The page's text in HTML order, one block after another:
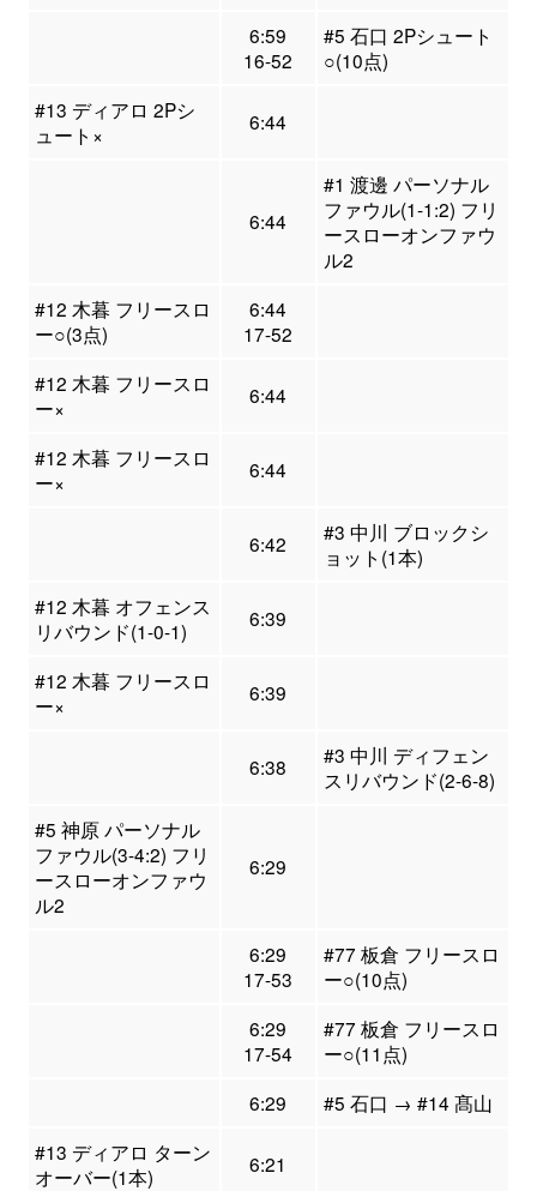
6:59
16-52
#5 石口 2Pシュート
○(10点)
#13 ディアロ 2Pシ
ュート×
6:44
6:44
#1 渡邊 パーソナル
ファウル(1-1:2) フリ
ースローオンファウ
ル2
#12 木暮 フリースロ
ー○(3点)
6:44
17-52
#12 木暮 フリースロ
ー×
6:44
#12 木暮 フリースロ
ー×
6:44
6:42
#3 中川 ブロックシ
ョット(1本)
#12 木暮 オフェンス
リバウンド(1-0-1)
6:39
#12 木暮 フリースロ
ー×
6:39
6:38
#3 中川 ディフェン
スリバウンド(2-6-8)
#5 神原 パーソナル
ファウル(3-4:2) フリ
ースローオンファウ
ル2
6:29
6:29
17-53
#77 板倉 フリースロ
ー○(10点)
6:29
17-54
#77 板倉 フリースロ
ー○(11点)
6:29
#5 石口 → #14 髙山
#13 ディアロ ターン
オーバー(1本)
6:21